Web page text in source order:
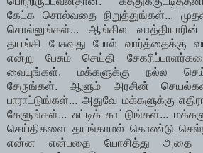
கேட்க சொல்வதை நிறுத்துங்கள்...
சொல்லுங்கள்... ஆங்கில வாத்தியாரின்
தயங்கி பேசுவது போல் வார்த்தைக்கு
என்று பேசும் செய்தி
வையுங்கள். மக்களுக்கு நல்ல
சேருங்கள். ஆளும் அரசின்
பாராட்டுங்கள்... அதுவே மக்களுக்கு
கேளுங்கள்... சுட்டிக் காட்டுங்கள்...
செய்திகளை தயங்காமல் கொண்டு
என்ன என்பதை யோசித்து அதை